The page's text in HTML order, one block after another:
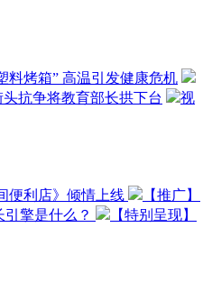
料烤箱” 高温引发健康危机
抗争将教育部长拱下台
视
便利店》倾情上线
【推广】
擎是什么？
【特别呈现】